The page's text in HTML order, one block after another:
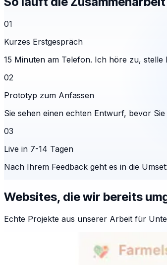
01
Kurzes Erstgespräch
15 Minuten am Telefon. Ich höre zu,
02
Prototyp zum Anfassen
Sie sehen einen echten Entwurf, bevor
03
Live in 7-14 Tagen
Nach Ihrem Feedback geht es in die
Websites, die wir bereits
Echte Projekte aus unserer Arbeit für